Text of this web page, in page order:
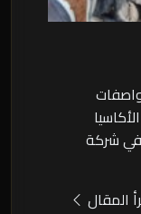
في شركة
المقال